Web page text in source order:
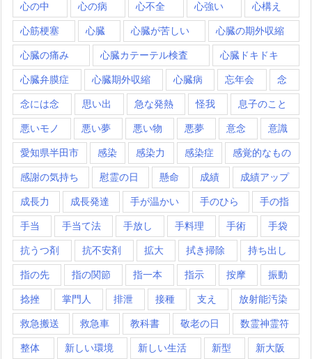
心の中 心の病 心不全 心強い 心構え
心筋梗塞 心臓 心臓が苦しい 心臓の期外収縮
心臓の痛み 心臓カテーテル検査 心臓ドキドキ
心臓弁膜症 心臓期外収縮 心臓病 忘年会 念
念には念 思い出 急な発熱 怪我 息子のこと
悪いモノ 悪い夢 悪い物 悪夢 意念 意識
愛知県半田市 感染 感染力 感染症 感覚的なもの
感謝の気持ち 慰霊の日 懸命 成績 成績アップ
成長力 成長発達 手が温かい 手のひら 手の指
手当 手当て法 手放し 手料理 手術 手袋
抗うつ剤 抗不安剤 拡大 拭き掃除 持ち出し
指の先 指の関節 指一本 指示 按摩 振動
捻挫 掌門人 排泄 接種 支え 放射能汚染
救急搬送 救急車 教科書 敬老の日 数霊神霊符
整体 新しい環境 新しい生活 新型 新大阪